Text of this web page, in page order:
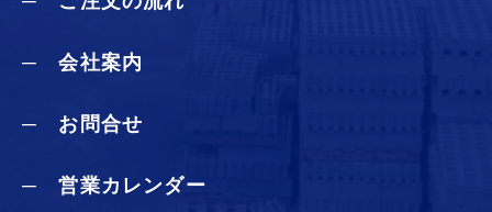
─ 会社案内
─ お問合せ
─ 営業カレンダー